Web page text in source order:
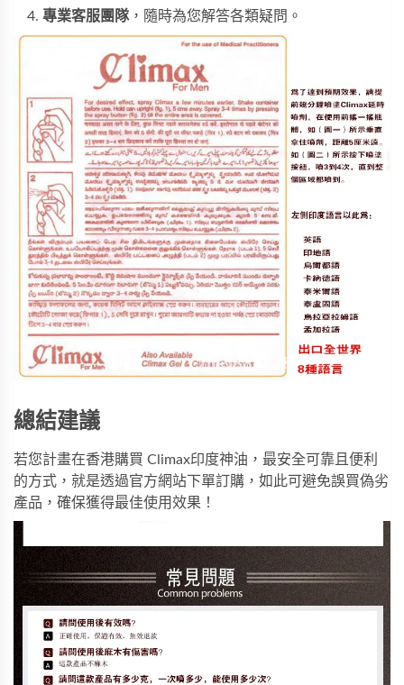
專業客服團隊，隨時為您解答各類疑問。
總結建議
若您計畫在香港購買 Climax印度神油 ，最安全可靠且便利
的方式，就是透過官方網站下單訂購，如此可避免誤買偽劣
產品，確保獲得最佳使用效果！